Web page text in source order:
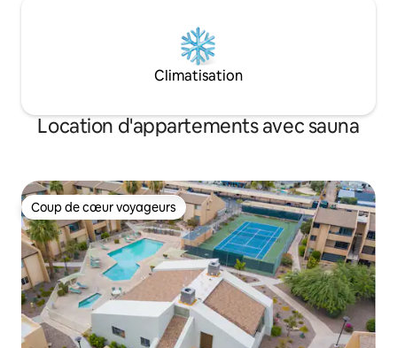
Climatisation
Location d'appartements avec sauna
Coup de cœur voyageurs
Coup de cœur voyageurs